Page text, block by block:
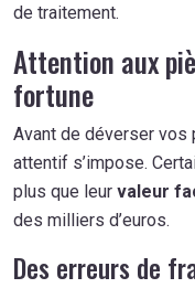
de traitement.
Attention aux
fortune
Avant de déverser vos
attentif s’impose.
plus que leur valeur
des milliers d’euros.
Des erreurs de